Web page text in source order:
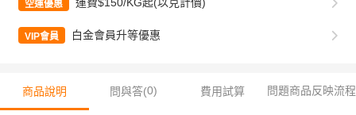
空運優惠
VIP會員 白金會員升等優惠
商品說明 問與答(0) 費用試算 問題商品反映流程